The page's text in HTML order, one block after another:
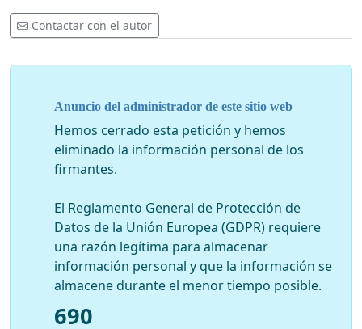
complicidad de sectores de la policía, de capitalistas
chilenos y de intereses norteamericanos que buscan
entre otros) y destruir una de las democracias mas
- Igualmente, rechazamos de manera enfática el
asesinato sistemático de líderes sociales e indígenas en
Colombia, así como de excombatientes de las FARC que
eligieron, precisamente, renunciar al uso de las armas.
y en el que se prepara un paro nacional el 21 de
noviembre por exactamente las mismas razones por las
que el pueblo chileno se ha volcado a las calles, merece
entrar definitivamente en el camino de la paz con
justicia social.
9 de noviembre de 2019
Contactar con el autor
Anuncio del administrador de este sitio web
Hemos cerrado esta petición y hemos
eliminado la información personal de los
firmantes.
El Reglamento General de Protección de
Datos de la Unión Europea (GDPR) requiere
una razón legítima para almacenar
información personal y que la información se
almacene durante el menor tiempo posible.
690